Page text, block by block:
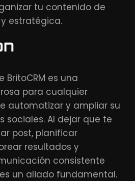
tu contenido de
estratégica.
BritoCRM es una
para cualquier
automatizar y ampliar su
sociales. Al dejar que te
post, planificar
resultados y
consistente
un aliado fundamental.